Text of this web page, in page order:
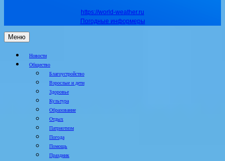
https://world-weather.ru
Погодные информеры
Меню
Новости
Общество
Благоустройство
Взрослые и дети
Здоровье
Культура
Образование
Отдых
Патриотизм
Погода
Помощь
Праздник